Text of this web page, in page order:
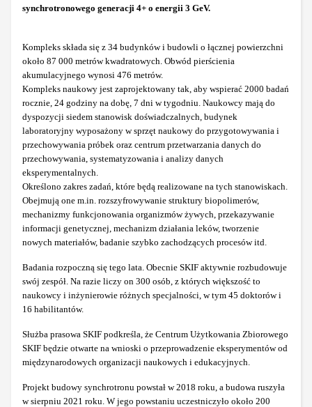
synchrotronowego generacji 4+ o energii 3 GeV.
Kompleks składa się z 34 budynków i budowli o łącznej powierzchni
około 87 000 metrów kwadratowych. Obwód pierścienia
akumulacyjnego wynosi 476 metrów.
Kompleks naukowy jest zaprojektowany tak, aby wspierać 2000 badań
rocznie, 24 godziny na dobę, 7 dni w tygodniu. Naukowcy mają do
dyspozycji siedem stanowisk doświadczalnych, budynek
laboratoryjny wyposażony w sprzęt naukowy do przygotowywania i
przechowywania próbek oraz centrum przetwarzania danych do
przechowywania, systematyzowania i analizy danych
eksperymentalnych.
Określono zakres zadań, które będą realizowane na tych stanowiskach.
Obejmują one m.in. rozszyfrowywanie struktury biopolimerów,
mechanizmy funkcjonowania organizmów żywych, przekazywanie
informacji genetycznej, mechanizm działania leków, tworzenie
nowych materiałów, badanie szybko zachodzących procesów itd.
Badania rozpoczną się tego lata. Obecnie SKIF aktywnie rozbudowuje
swój zespół. Na razie liczy on 300 osób, z których większość to
naukowcy i inżynierowie różnych specjalności, w tym 45 doktorów i
16 habilitantów.
Służba prasowa SKIF podkreśla, że Centrum Użytkowania Zbiorowego
SKIF będzie otwarte na wnioski o przeprowadzenie eksperymentów od
międzynarodowych organizacji naukowych i edukacyjnych.
Projekt budowy synchrotronu powstał w 2018 roku, a budowa ruszyła
w sierpniu 2021 roku. W jego powstaniu uczestniczyło około 200